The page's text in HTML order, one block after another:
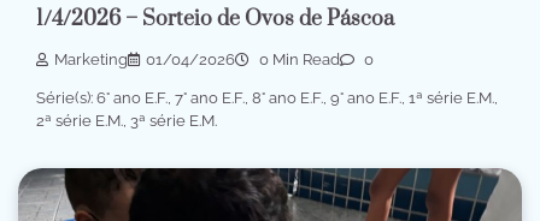
1/4/2026 – Sorteio de Ovos de Páscoa
Marketing 01/04/2026 0 Min Read 0
Série(s): 6° ano E.F., 7° ano E.F., 8° ano E.F., 9° ano E.F., 1ª série E.M.,
2ª série E.M., 3ª série E.M.